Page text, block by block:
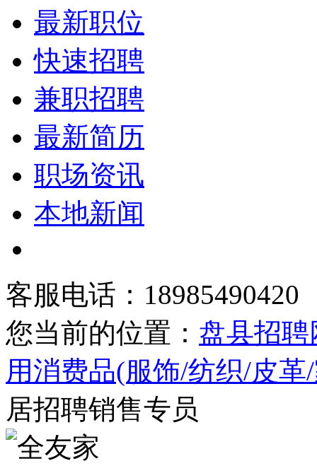
最新职位
快速招聘
兼职招聘
最新简历
职场资讯
本地新闻
客服电话：18985490420
您当前的位置： 盘县招聘
用消费品(服饰/纺织/皮
居招聘销售专员